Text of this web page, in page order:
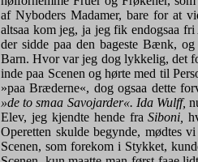
af Nyboders Madamer, bare for at
altsaa kom jeg, ja jeg fik endogsaa
der sidde paa den bageste Bænk,
Barn. Hvor var jeg dog lykkelig, det
inde paa Scenen og hørte med til
»paa Bræderne«, dog ogsaa dette
»de to smaa Savojarder«. Ida Wulff,
Elev, jeg kjendte hende fraSiboni,
Operetten skulde begynde, mødtes
Scenen, som forekom i Stykket,